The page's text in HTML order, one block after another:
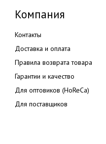
Компания
Контакты
Доставка и оплата
Правила возврата товара
Гарантии и качество
Для оптовиков (HoReCa)
Для поставщиков